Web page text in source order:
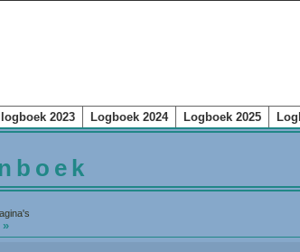
logboek 2023 Logboek 2024 Logboek 2025
»